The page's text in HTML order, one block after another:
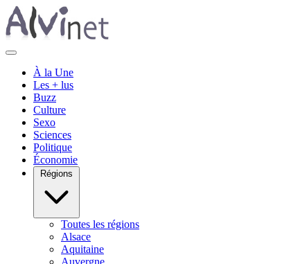
À la Une
Les + lus
Buzz
Culture
Sexo
Sciences
Politique
Économie
Régions
Toutes les régions
Alsace
Aquitaine
Auvergne